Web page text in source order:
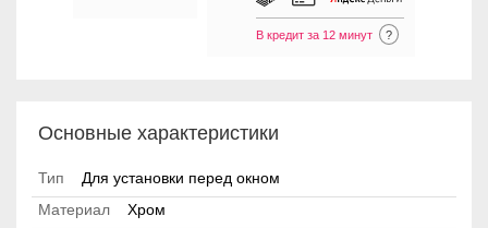
В кредит за 12 минут ?
Основные характеристики
Тип
Для установки перед окном
Материал
Хром